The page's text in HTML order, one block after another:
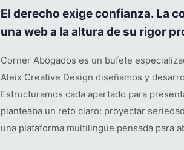
El derecho exige confianza. La
una web a la altura de su rigor
Corner Abogados es un bufete
Aleix Creative Design diseñamos y
Estructuramos cada apartado para
planteaba un reto claro: proyectar
una plataforma multilingüe pensada para